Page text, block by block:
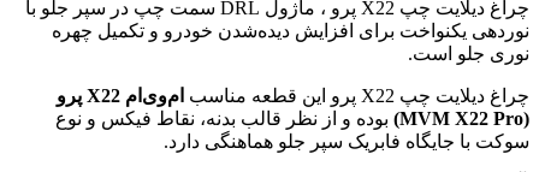
چراغ دیلایت چپ X22 پرو ، ماژول DRL سمت چپ در سپر جلو با
نوردهی یکنواخت برای افزایش دیده‌شدن خودرو و تکمیل چهره
نوری جلو است.
چراغ دیلایت چپ X22 پرو این قطعه مناسب
ام‌وی‌ام X22 پرو
(MVM X22 Pro)
بوده و از نظر قالب بدنه، نقاط فیکس و نوع
سوکت با جایگاه فابریک سپر جلو هماهنگی دارد.